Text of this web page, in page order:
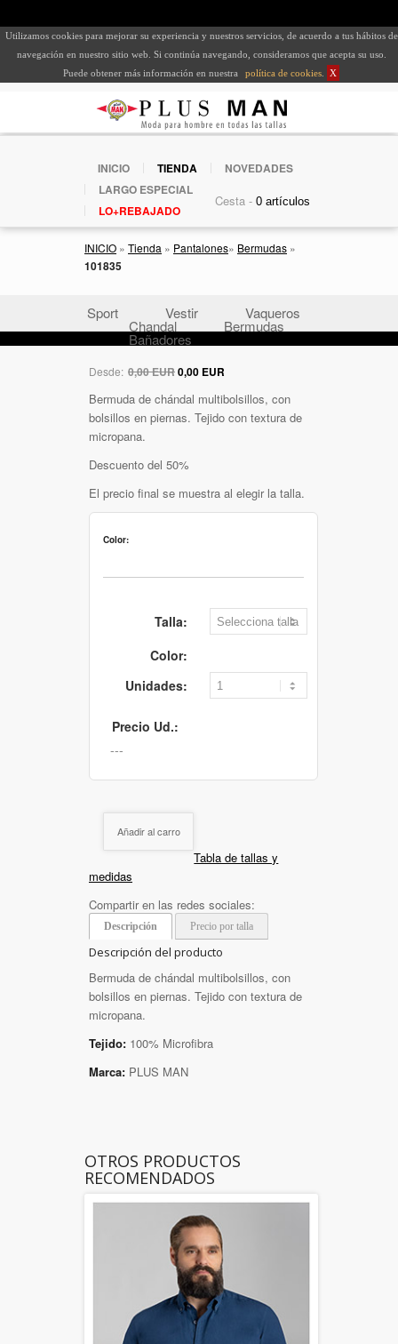
Utilizamos cookies para mejorar su experiencia y nuestros servicios, de acuerdo a tus hábitos de
navegación en nuestro sitio web. Si continúa navegando, consideramos que acepta su uso.
Puede obtener más información en nuestra
política de cookies X
INICIO TIENDA
NOVEDADES
LARGO ESPECIAL
LO+REBAJADO
Cesta -
INICIO » Tienda » Pantalones» Bermudas »
101835
Sport Vestir Vaqueros
Chandal Bermudas
Bañadores
Desde: 0,00 EUR0,00 EUR
Bermuda de chándal multibolsillos, con
bolsillos en piernas. Tejido con textura de
micropana.
Descuento del 50%
El precio final se muestra al elegir la talla.
Color:
Talla:
Color:
Unidades:
Precio Ud.:
Añadir al carro
Tabla de tallas y
medidas
Compartir en las redes sociales:
Descripción Precio por talla
Descripción del producto
Bermuda de chándal multibolsillos, con
bolsillos en piernas. Tejido con textura de
micropana.
Tejido: 100% Microfibra
Marca: PLUS MAN
OTROS PRODUCTOS
RECOMENDADOS